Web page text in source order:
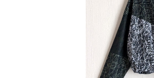
一点物 ウィンド
A_★税込・送